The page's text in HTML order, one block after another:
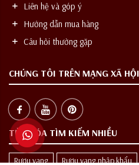
Liên hệ và góp ý
Hướng dẫn mua hàng
Câu hỏi thường gặp
CHÚNG TÔI TRÊN MẠNG XÃ HỘI
TỪ KHÓA TÌM KIẾM NHIỀU
Rượu vang Rượu vang nhập khẩu